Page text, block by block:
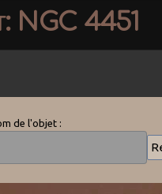
NGC 4451
de l'objet :